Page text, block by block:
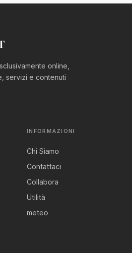
online,
servizi e contenuti
INFORMAZIONI
Chi Siamo
Contattaci
Collabora
Utilità
meteo